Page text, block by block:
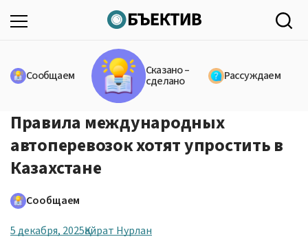
Сообщаем Сказано –
сделано Рассуждаем
Правила международных
автоперевозок хотят упростить в
Казахстане
Сообщаем
5 декабря, 2025Қайрат Нурлан